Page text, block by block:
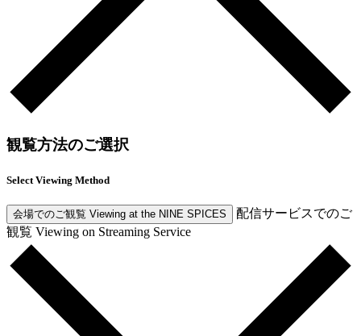
観覧方法のご選択
Select Viewing Method
会場でのご観覧 Viewing at the NINE SPICES
配信サービスでのご
観覧 Viewing on Streaming Service